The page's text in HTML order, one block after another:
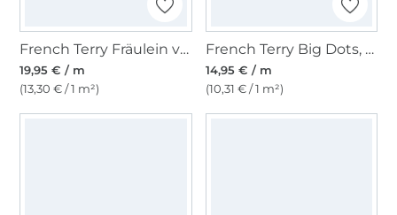
French Terry Fräulein von Julie Blockstreifen, pink/beere
19,95 € / m
(13,30 € / 1 m²)
French Terry Big Dots, braun
14,95 € / m
(10,31 € / 1 m²)